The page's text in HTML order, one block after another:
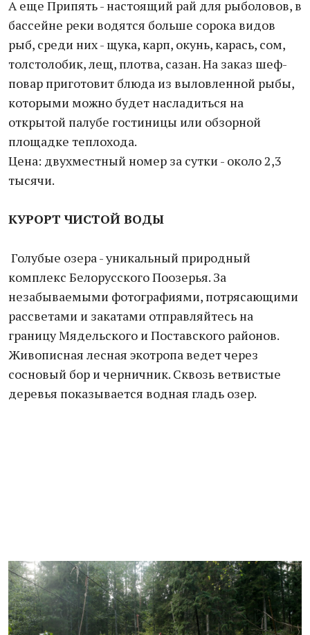
А еще Припять - настоящий рай для рыболовов, в
бассейне реки водятся больше сорока видов
рыб, среди них - щука, карп, окунь, карась, сом,
толстолобик, лещ, плотва, сазан. На заказ шеф-
повар приготовит блюда из выловленной рыбы,
которыми можно будет насладиться на
открытой палубе гостиницы или обзорной
площадке теплохода.
Цена: двухместный номер за сутки - около 2,3
тысячи.
КУРОРТ ЧИСТОЙ ВОДЫ
Голубые озера - уникальный природный
комплекс Белорусского Поозерья. За
незабываемыми фотографиями, потрясающими
рассветами и закатами отправляйтесь на
границу Мядельского и Поставского районов.
Живописная лесная экотропа ведет через
сосновый бор и черничник. Сквозь ветвистые
деревья показывается водная гладь озер.